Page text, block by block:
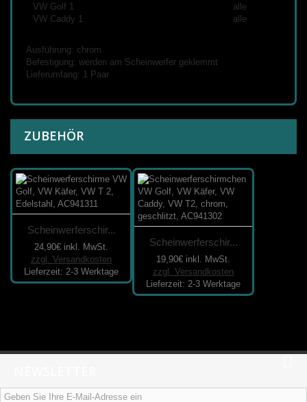
VW Golf 1
VW Caddy 1
alle
alle
Ausführung: chrom
Befestigung: werden am Scheinwerfer geklemmt
Lieferumfang: 1 Paar
ZUBEHÖR
Scheinwerferschir...
24,90€ inkl. MwSt.
zzgl. Versandkosten
Lieferzeit: 2-3 Werktage
Scheinwerferschir...
19,90€ inkl. MwSt.
zzgl. Versandkosten
Lieferzeit: 2-3 Werktage